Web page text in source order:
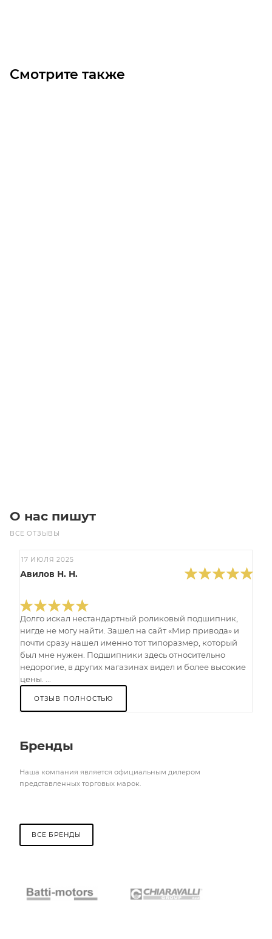
Смотрите также
О нас пишут
ВСЕ ОТЗЫВЫ
17 ИЮЛЯ 2025
Авилов Н. Н.
Долго искал нестандартный роликовый подшипник,
нигде не могу найти. Зашел на сайт «Мир привода» и
почти сразу нашел именно тот типоразмер, который
был мне нужен. Подшипники здесь относительно
недорогие, в других магазинах видел и более высокие
цены. ...
ОТЗЫВ ПОЛНОСТЬЮ
Бренды
Наша компания является официальным дилером
представленных торговых марок.
ВСЕ БРЕНДЫ